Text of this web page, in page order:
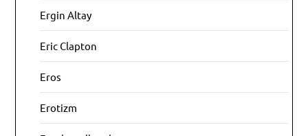
Ergin Altay
Eric Clapton
Eros
Erotizm